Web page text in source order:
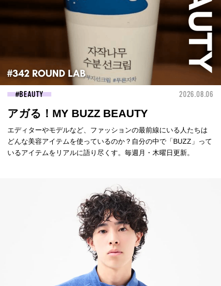
BEAUTY 2026.08.06
アガる！MY BUZZ BEAUTY
エディターやモデルなど、ファッションの最前線にいる人たちは
どんな美容アイテムを使っているのか？自分の中で「BUZZ」って
いるアイテムをリアルに語り尽くす。毎週月・木曜日更新。